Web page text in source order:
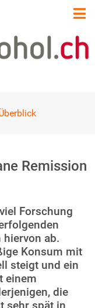
Remission
Forschung
ab.
Konsum mit
steigt und ein
einem
die
sehr spät in